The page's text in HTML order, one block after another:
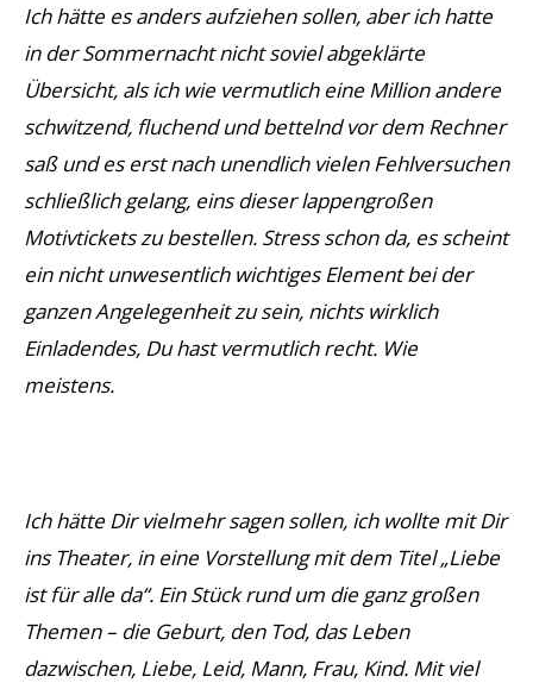
Ich hätte es anders aufziehen sollen, aber ich hatte
in der Sommernacht nicht soviel abgeklärte
Übersicht, als ich wie vermutlich eine Million andere
schwitzend, fluchend und bettelnd vor dem Rechner
saß und es erst nach unendlich vielen Fehlversuchen
schließlich gelang, eins dieser lappengroßen
Motivtickets zu bestellen. Stress schon da, es scheint
ein nicht unwesentlich wichtiges Element bei der
ganzen Angelegenheit zu sein, nichts wirklich
Einladendes, Du hast vermutlich recht. Wie
meistens.
Ich hätte Dir vielmehr sagen sollen, ich wollte mit Dir
ins Theater, in eine Vorstellung mit dem Titel „Liebe
ist für alle da“. Ein Stück rund um die ganz großen
Themen – die Geburt, den Tod, das Leben
dazwischen, Liebe, Leid, Mann, Frau, Kind. Mit viel